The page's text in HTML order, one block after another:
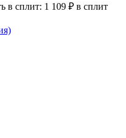
в сплит: 1 109 ₽ в сплит